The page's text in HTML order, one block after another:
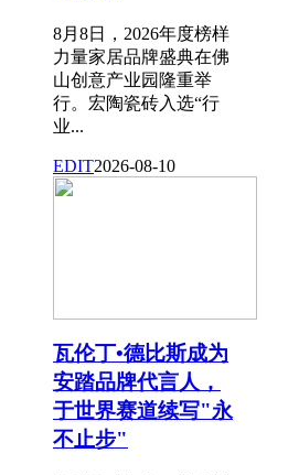
8月8日，2026年度榜样
力量家居品牌盛典在佛
山创意产业园隆重举
行。宏陶瓷砖入选“行
业...
EDIT2026-08-10
瓦伦丁•德比斯成为
安踏品牌代言人，
于世界赛道续写"永
不止步"